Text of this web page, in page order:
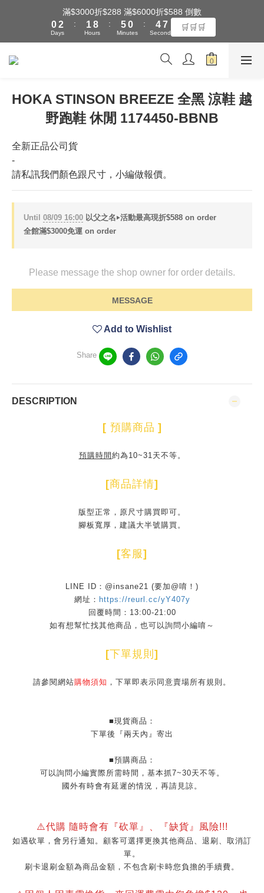
全館滿$3000享『超商』免運費
滿$3000折$288 滿$6000折$588 倒數
0
3
2
1
Days
:
2
1
0
9
8
7
2
1
Hours
:
6
5
4
1
0
Minutes
:
5
4
3
8
7
6
5
4
1
Seconds
🛒🛒🛒
全館滿$3000享『超商』免運費
HOKA STINSON BREEZE 全黑 涼鞋 越
野跑鞋 休閒 1174450-BBNB
全新正品公司貨
-
請私訊我們顏色跟尺寸，小編做報價。
Until 08/09 16:00 以父之名‣活動最高現折$588 on order
全館滿$3000免運 on order
Please message the shop owner for order details.
MESSAGE
Add to Wishlist
Share
DESCRIPTION
[ 預購商品 ]
預購時間 約為10~31天不等。
[商品詳情]
版型正常，原尺寸購買即可。
腳板寬厚，建議大半號購買。
[客服]
LINE ID：@insane21 (要加@唷！)
網址： https://reurl.cc/yY407y
回覆時間：13:00-21:00
如有想幫忙找其他商品，也可以詢問小編唷～
[下單規則 ]
請參閱網站購物須知 ，下單即表示同意賣場所有規則。
■現貨商品：
下單後『兩天內』寄出
■預購商品：
可以詢問小編實際所需時間，基本抓7~30天不等。
國外有時會有延遲的情況，再請見諒。
⚠️代購 隨時會有『砍單』、『缺貨』風險!!!
如遇砍單，會另行通知。顧客可選擇更換其他商品、退刷、取消訂
單。
刷卡退刷金額為商品金額，不包含刷卡時您負擔的手續費。